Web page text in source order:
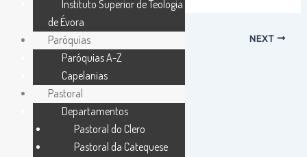
PREVIOUS NEXT
Instituto Superior de Teologia
de Évora
Paróquias
Paróquias A-Z
Capelanias
Pastoral
Departamentos
Pastoral do Clero
Pastoral da Catequese